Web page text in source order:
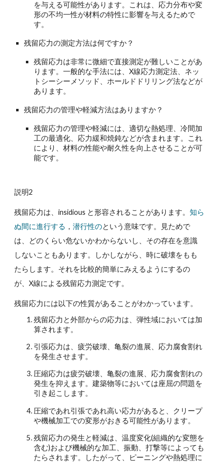
を与える可能性があります。これは、応力分布や変
形の不均一性が材料の特性に影響を与えるためで
す。
残留応力の測定方法は何ですか？
残留応力は非常に微細で直接測定が難しいことがあ
ります。一般的な手法には、X線応力測定法、ネッ
トシーシーメソッド、ホールドドリリング法などが
あります。
残留応力の管理や軽減方法はありますか？
残留応力の管理や軽減には、適切な熱処理、冷間加
工の最適化、応力緩和焼鈍などが含まれます。これ
により、材料の性能や耐久性を向上させることが可
能です。
説明2
残留応力は、insidious と形容されることがあります。知ら
ぬ間に進行する ，潜行性のという意味です。見ためで
は、どのくらい危ないかわからないし、その存在を意識
しないこともあります。しかしながら、時に破壊をもも
たらします。それを比較的簡単にみえるようにするの
が、X線による残留応力測定です。
残留応力には以下の性質があることがわかっています。
残留応力と外部からの応力は、弾性域においては加
算されます。
引張応力は、疲労破壊、亀裂の進展、応力腐食割れ
を発生させます。
圧縮応力は疲労破壊、亀裂の進展、応力腐食割れの
発生を抑えます。建築物等においては座屈の問題を
引き起こします。
圧縮であれ引張であれ高い応力があると、クリープ
や機械加工での変形がおきる可能性があります。
残留応力の発生と軽減は、温度変化(組織的な変態を
含む)および機械的な加工、振動、打撃等によっても
たらされます。したがって、ピーニングや熱処理に